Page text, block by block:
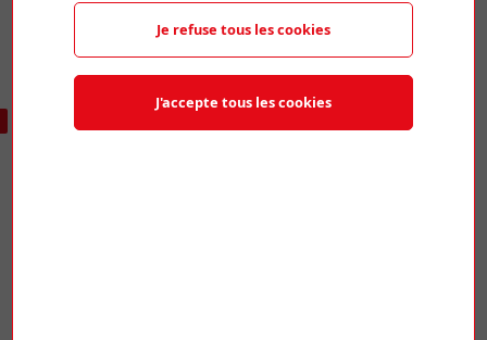
ARTICLES SIMILAIRES
Je refuse tous les cookies
J'accepte tous les cookies